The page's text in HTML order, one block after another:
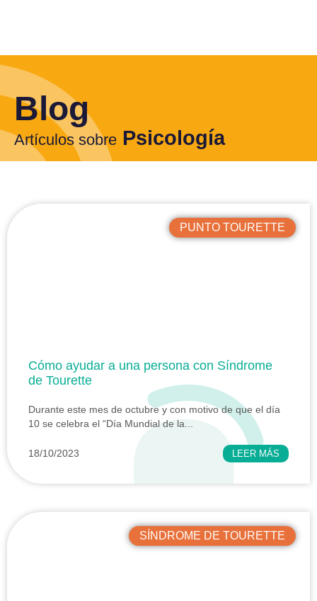
Blog
Artículos sobre Psicología
Cómo ayudar a una persona con Síndrome
de Tourette
Durante este mes de octubre y con motivo de que el día
10 se celebra el “Día Mundial de la...
18/10/2023 LEER MÁS
PUNTO TOURETTE
SÍNDROME DE TOURETTE